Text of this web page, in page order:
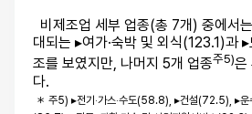
비제조업 세부 업종(총 7개) 중에서
대되는 ▸여가·숙박 및 외식(123.1)과
조를 보였지만, 나머지 5개 업종주5)은
다.
＊ 주5) ▸전기‧가스‧수도(58.8), ▸건설(72.5), ▸